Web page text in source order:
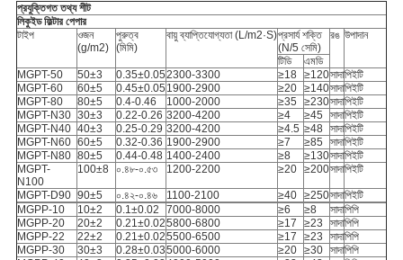
প্রযুক্তিগত তথ্য শীট
লিকুইড ফিল্টার পেপার
টাইপ
ওজন
(g/m2)
পুরুত্ব
(মিমি)
বায়ু ব্যাপ্তিযোগ্যতা (L/m2·S)প্রসার্য শক্তি
(N/5 সেমি)
রঙ উপাদান
টিডি
এমডি
MGPT-50
50±3 0.35±0.052300-3300 ≥18 ≥120সাদাপিইটি
MGPT-60
60±5 0.45±0.05 1900-2900 ≥20 ≥140সাদাপিইটি
MGPT-80
80±5 0.4-0.46 1000-2000 ≥35 ≥230সাদাপিইটি
MGPT-N30 30±3 0.22-0.26 3200-4200 ≥4 ≥45 সাদাপিইটি
MGPT-N40 40±3 0.25-0.29 3200-4200 ≥4.5 ≥48 সাদাপিইটি
MGPT-N60 60±5 0.32-0.36 1900-2900 ≥7 ≥85 সাদাপিইটি
MGPT-N80 80±5 0.44-0.48 1400-2400 ≥8 ≥130সাদাপিইটি
MGPT-
N100
100±8 ০.৪৮-০.৫৩ 1200-2200 ≥20 ≥200সাদাপিইটি
MGPT-D90 90±5 ০.৪২-০.৪৬ 1100-2100 ≥40 ≥250সাদাপিইটি
MGPP-10
10±2 0.1±0.02 7000-8000 ≥6 ≥8 সাদাপিপি
MGPP-20
20±2 0.21±0.025800-6800 ≥17 ≥23 সাদাপিপি
MGPP-22
22±2 0.21±0.025500-6500 ≥17 ≥23 সাদাপিপি
MGPP-30
30±3 0.28±0.035000-6000 ≥20 ≥30 সাদাপিপি